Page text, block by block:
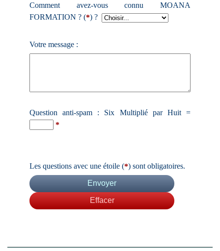
Comment avez-vous connu MOANA
FORMATION ? (*) ?
Votre message :
Question anti-spam : Six Multiplié par Huit =
*
Les questions avec une étoile (*) sont obligatoires.